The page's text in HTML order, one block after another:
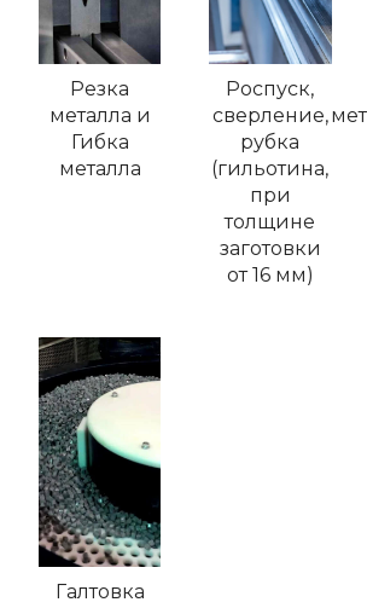
Резка
металла и
Гибка
металла
Роспуск,
сверление,
рубка
(гильотина,
при
толщине
заготовки
от 16 мм)
Галтовка